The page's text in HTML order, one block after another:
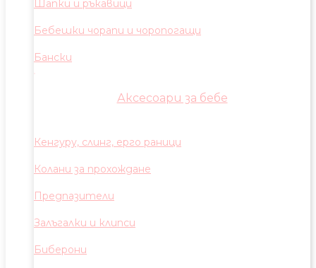
Шапки и ръкавици
Бебешки чорапи и чоропогащи
Бански
Аксесоари за бебе
Кенгуру, слинг, ерго раници
Колани за прохождане
Предпазители
Залъгалки и клипси
Биберони